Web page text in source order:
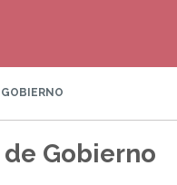
Gobierno